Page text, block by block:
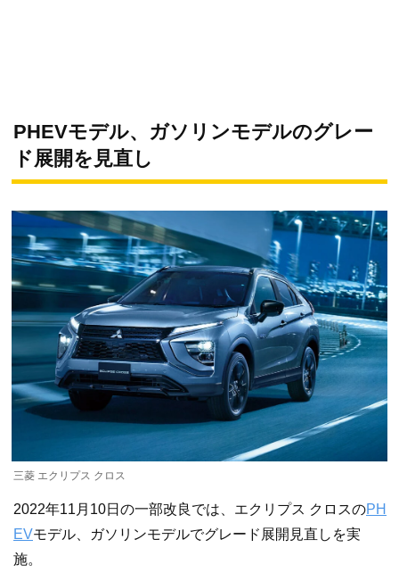
PHEVモデル、ガソリンモデルのグレー
ド展開を見直し
三菱 エクリプス クロス
2022年11月10日の一部改良では、エクリプス クロスのPH
EVモデル、ガソリンモデルでグレード展開見直しを実
施。